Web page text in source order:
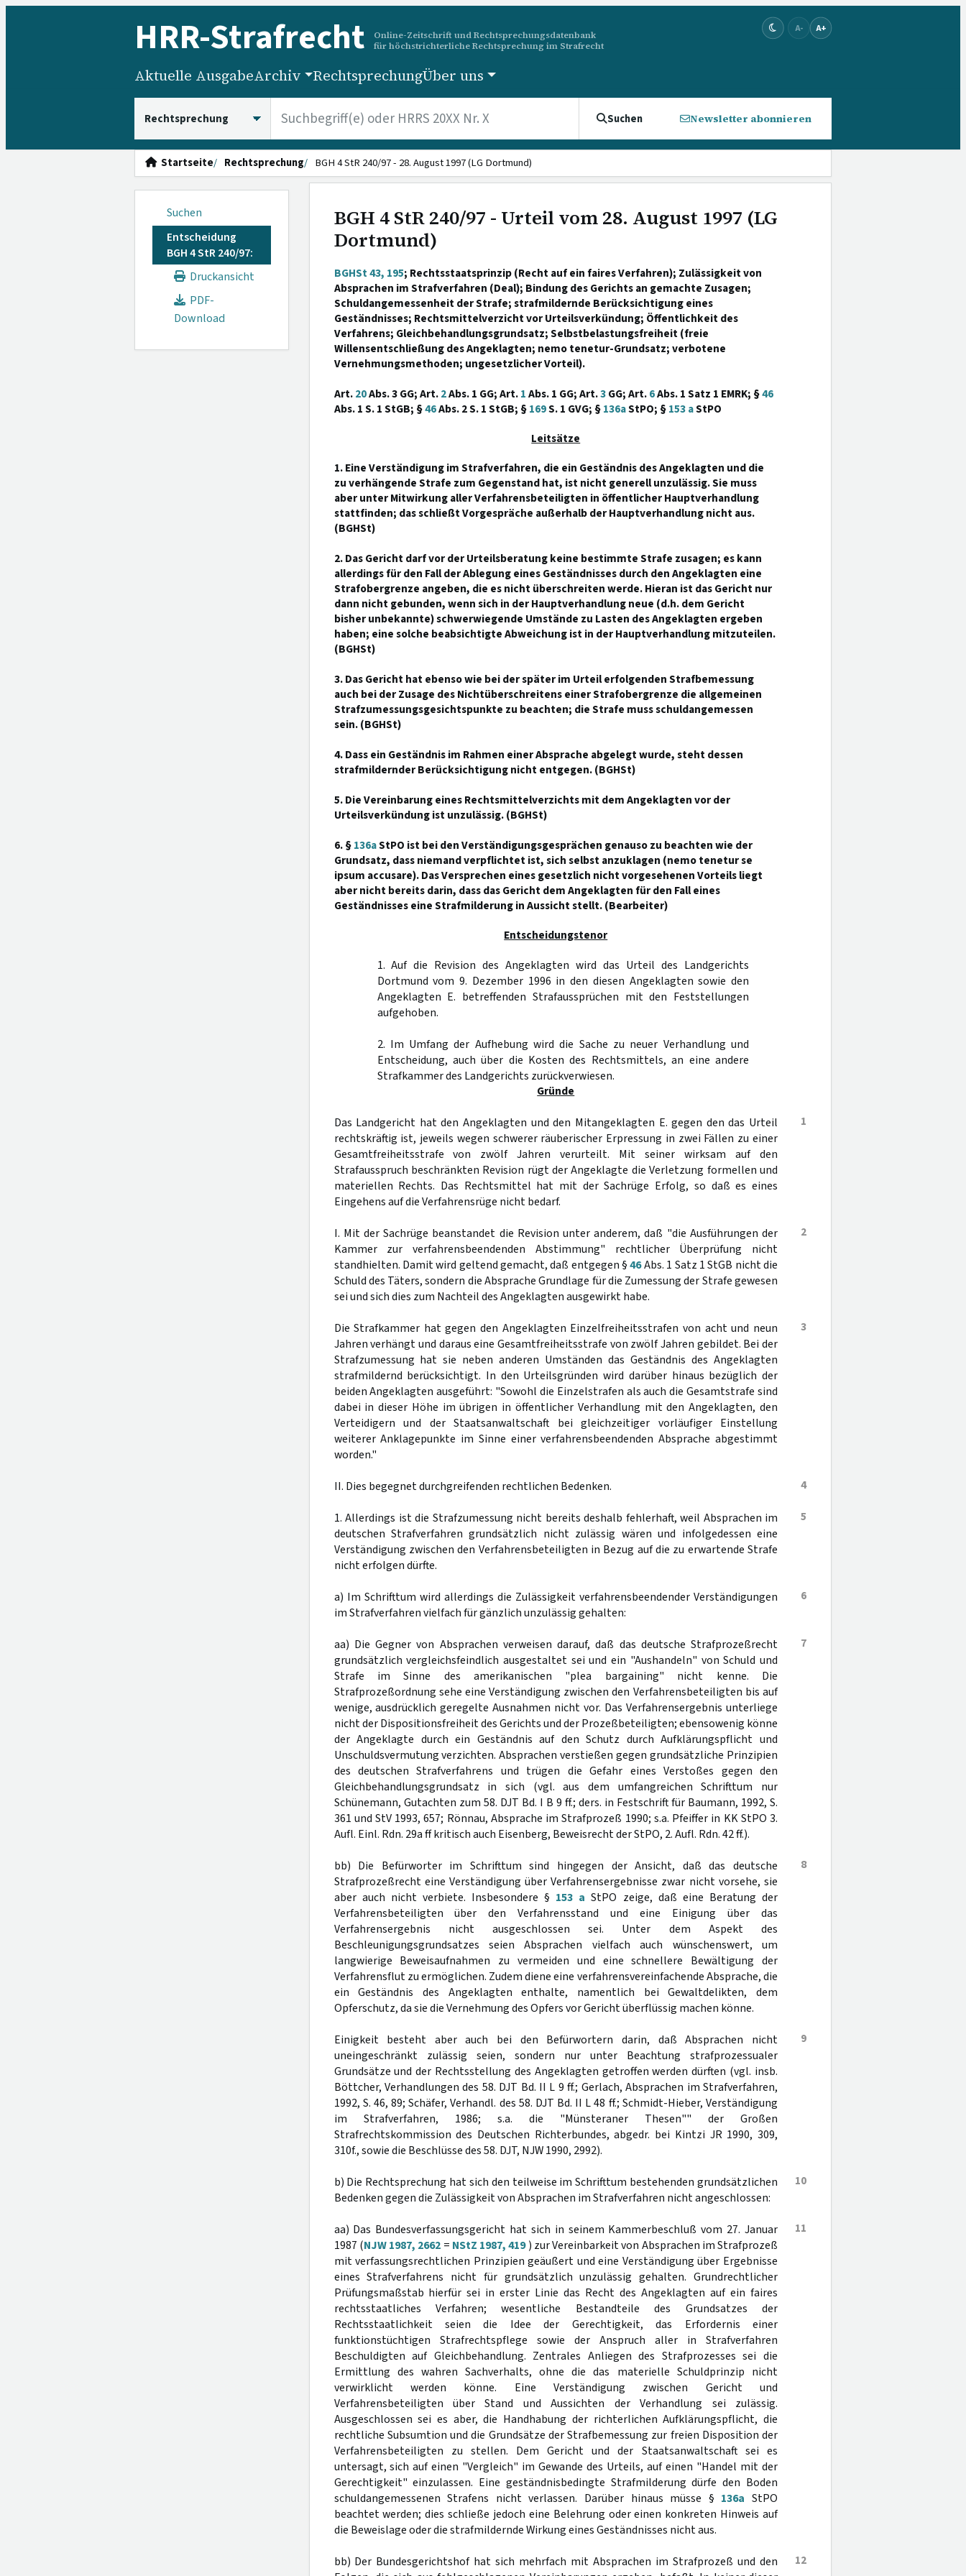
HRR-Strafrecht
Online-Zeitschrift und Rechtsprechungsdatenbank
für höchstrichterliche Rechtsprechung im Strafrecht
A- A+
Aktuelle AusgabeArchiv RechtsprechungÜber uns
Suchen Newsletter abonnieren
Startseite Rechtsprechung BGH 4 StR 240/97 - 28. August 1997 (LG Dortmund)
Suchen
Entscheidung
BGH 4 StR 240/97:
Druckansicht
PDF-
Download
BGH 4 StR 240/97 - Urteil vom 28. August 1997 (LG
Dortmund)
BGHSt 43, 195; Rechtsstaatsprinzip (Recht auf ein faires Verfahren); Zulässigkeit von
Absprachen im Strafverfahren (Deal); Bindung des Gerichts an gemachte Zusagen;
Schuldangemessenheit der Strafe; strafmildernde Berücksichtigung eines
Geständnisses; Rechtsmittelverzicht vor Urteilsverkündung; Öffentlichkeit des
Verfahrens; Gleichbehandlungsgrundsatz; Selbstbelastungsfreiheit (freie
Willensentschließung des Angeklagten; nemo tenetur-Grundsatz; verbotene
Vernehmungsmethoden; ungesetzlicher Vorteil).
Art.20Abs. 3 GG; Art.2Abs. 1 GG; Art.1Abs. 1 GG; Art.3GG; Art.6Abs. 1 Satz 1 EMRK; §46
Abs. 1 S. 1 StGB; §46Abs. 2 S. 1 StGB; §169S. 1 GVG; §136aStPO; §153 aStPO
Leitsätze
1. Eine Verständigung im Strafverfahren, die ein Geständnis des Angeklagten und die
zu verhängende Strafe zum Gegenstand hat, ist nicht generell unzulässig. Sie muss
aber unter Mitwirkung aller Verfahrensbeteiligten in öffentlicher Hauptverhandlung
stattfinden; das schließt Vorgespräche außerhalb der Hauptverhandlung nicht aus.
(BGHSt)
2. Das Gericht darf vor der Urteilsberatung keine bestimmte Strafe zusagen; es kann
allerdings für den Fall der Ablegung eines Geständnisses durch den Angeklagten eine
Strafobergrenze angeben, die es nicht überschreiten werde. Hieran ist das Gericht nur
dann nicht gebunden, wenn sich in der Hauptverhandlung neue (d.h. dem Gericht
bisher unbekannte) schwerwiegende Umstände zu Lasten des Angeklagten ergeben
haben; eine solche beabsichtigte Abweichung ist in der Hauptverhandlung mitzuteilen.
(BGHSt)
3. Das Gericht hat ebenso wie bei der später im Urteil erfolgenden Strafbemessung
auch bei der Zusage des Nichtüberschreitens einer Strafobergrenze die allgemeinen
Strafzumessungsgesichtspunkte zu beachten; die Strafe muss schuldangemessen
sein. (BGHSt)
4. Dass ein Geständnis im Rahmen einer Absprache abgelegt wurde, steht dessen
strafmildernder Berücksichtigung nicht entgegen. (BGHSt)
5. Die Vereinbarung eines Rechtsmittelverzichts mit dem Angeklagten vor der
Urteilsverkündung ist unzulässig. (BGHSt)
6. §136aStPO ist bei den Verständigungsgesprächen genauso zu beachten wie der
Grundsatz, dass niemand verpflichtet ist, sich selbst anzuklagen (nemo tenetur se
ipsum accusare). Das Versprechen eines gesetzlich nicht vorgesehenen Vorteils liegt
aber nicht bereits darin, dass das Gericht dem Angeklagten für den Fall eines
Geständnisses eine Strafmilderung in Aussicht stellt. (Bearbeiter)
Entscheidungstenor
1. Auf die Revision des Angeklagten wird das Urteil des Landgerichts
Dortmund vom 9. Dezember 1996 in den diesen Angeklagten sowie den
Angeklagten E. betreffenden Strafaussprüchen mit den Feststellungen
aufgehoben.
2. Im Umfang der Aufhebung wird die Sache zu neuer Verhandlung und
Entscheidung, auch über die Kosten des Rechtsmittels, an eine andere
Strafkammer des Landgerichts zurückverwiesen.
Gründe
1
Das Landgericht hat den Angeklagten und den Mitangeklagten E. gegen den das Urteil
rechtskräftig ist, jeweils wegen schwerer räuberischer Erpressung in zwei Fällen zu einer
Gesamtfreiheitsstrafe von zwölf Jahren verurteilt. Mit seiner wirksam auf den
Strafausspruch beschränkten Revision rügt der Angeklagte die Verletzung formellen und
materiellen Rechts. Das Rechtsmittel hat mit der Sachrüge Erfolg, so daß es eines
Eingehens auf die Verfahrensrüge nicht bedarf.
2
I. Mit der Sachrüge beanstandet die Revision unter anderem, daß "die Ausführungen der
Kammer zur verfahrensbeendenden Abstimmung" rechtlicher Überprüfung nicht
standhielten. Damit wird geltend gemacht, daß entgegen §46Abs. 1 Satz 1 StGB nicht die
Schuld des Täters, sondern die Absprache Grundlage für die Zumessung der Strafe gewesen
sei und sich dies zum Nachteil des Angeklagten ausgewirkt habe.
3
Die Strafkammer hat gegen den Angeklagten Einzelfreiheitsstrafen von acht und neun
Jahren verhängt und daraus eine Gesamtfreiheitsstrafe von zwölf Jahren gebildet. Bei der
Strafzumessung hat sie neben anderen Umständen das Geständnis des Angeklagten
strafmildernd berücksichtigt. In den Urteilsgründen wird darüber hinaus bezüglich der
beiden Angeklagten ausgeführt: "Sowohl die Einzelstrafen als auch die Gesamtstrafe sind
dabei in dieser Höhe im übrigen in öffentlicher Verhandlung mit den Angeklagten, den
Verteidigern und der Staatsanwaltschaft bei gleichzeitiger vorläufiger Einstellung
weiterer Anklagepunkte im Sinne einer verfahrensbeendenden Absprache abgestimmt
worden."
4
II. Dies begegnet durchgreifenden rechtlichen Bedenken.
5
1. Allerdings ist die Strafzumessung nicht bereits deshalb fehlerhaft, weil Absprachen im
deutschen Strafverfahren grundsätzlich nicht zulässig wären und infolgedessen eine
Verständigung zwischen den Verfahrensbeteiligten in Bezug auf die zu erwartende Strafe
nicht erfolgen dürfte.
6
a) Im Schrifttum wird allerdings die Zulässigkeit verfahrensbeendender Verständigungen
im Strafverfahren vielfach für gänzlich unzulässig gehalten:
7
aa) Die Gegner von Absprachen verweisen darauf, daß das deutsche Strafprozeßrecht
grundsätzlich vergleichsfeindlich ausgestaltet sei und ein "Aushandeln" von Schuld und
Strafe im Sinne des amerikanischen "plea bargaining" nicht kenne. Die
Strafprozeßordnung sehe eine Verständigung zwischen den Verfahrensbeteiligten bis auf
wenige, ausdrücklich geregelte Ausnahmen nicht vor. Das Verfahrensergebnis unterliege
nicht der Dispositionsfreiheit des Gerichts und der Prozeßbeteiligten; ebensowenig könne
der Angeklagte durch ein Geständnis auf den Schutz durch Aufklärungspflicht und
Unschuldsvermutung verzichten. Absprachen verstießen gegen grundsätzliche Prinzipien
des deutschen Strafverfahrens und trügen die Gefahr eines Verstoßes gegen den
Gleichbehandlungsgrundsatz in sich (vgl. aus dem umfangreichen Schrifttum nur
Schünemann, Gutachten zum 58. DJT Bd. I B 9 ff.; ders. in Festschrift für Baumann, 1992, S.
361 und StV 1993, 657; Rönnau, Absprache im Strafprozeß 1990; s.a. Pfeiffer in KK StPO 3.
Aufl. Einl. Rdn. 29a ff kritisch auch Eisenberg, Beweisrecht der StPO, 2. Aufl. Rdn. 42 ff.).
8
bb) Die Befürworter im Schrifttum sind hingegen der Ansicht, daß das deutsche
Strafprozeßrecht eine Verständigung über Verfahrensergebnisse zwar nicht vorsehe, sie
aber auch nicht verbiete. Insbesondere § 153 a StPO zeige, daß eine Beratung der
Verfahrensbeteiligten über den Verfahrensstand und eine Einigung über das
Verfahrensergebnis nicht ausgeschlossen sei. Unter dem Aspekt des
Beschleunigungsgrundsatzes seien Absprachen vielfach auch wünschenswert, um
langwierige Beweisaufnahmen zu vermeiden und eine schnellere Bewältigung der
Verfahrensflut zu ermöglichen. Zudem diene eine verfahrensvereinfachende Absprache, die
ein Geständnis des Angeklagten enthalte, namentlich bei Gewaltdelikten, dem
Opferschutz, da sie die Vernehmung des Opfers vor Gericht überflüssig machen könne.
9
Einigkeit besteht aber auch bei den Befürwortern darin, daß Absprachen nicht
uneingeschränkt zulässig seien, sondern nur unter Beachtung strafprozessualer
Grundsätze und der Rechtsstellung des Angeklagten getroffen werden dürften (vgl. insb.
Böttcher, Verhandlungen des 58. DJT Bd. II L 9 ff.; Gerlach, Absprachen im Strafverfahren,
1992, S. 46, 89; Schäfer, Verhandl. des 58. DJT Bd. II L 48 ff.; Schmidt-Hieber, Verständigung
im Strafverfahren, 1986; s.a. die "Münsteraner Thesen"" der Großen
Strafrechtskommission des Deutschen Richterbundes, abgedr. bei Kintzi JR 1990, 309,
310f., sowie die Beschlüsse des 58. DJT, NJW 1990, 2992).
10
b) Die Rechtsprechung hat sich den teilweise im Schrifttum bestehenden grundsätzlichen
Bedenken gegen die Zulässigkeit von Absprachen im Strafverfahren nicht angeschlossen:
11
aa) Das Bundesverfassungsgericht hat sich in seinem Kammerbeschluß vom 27. Januar
1987 (NJW 1987, 2662 = NStZ 1987, 419) zur Vereinbarkeit von Absprachen im Strafprozeß
mit verfassungsrechtlichen Prinzipien geäußert und eine Verständigung über Ergebnisse
eines Strafverfahrens nicht für grundsätzlich unzulässig gehalten. Grundrechtlicher
Prüfungsmaßstab hierfür sei in erster Linie das Recht des Angeklagten auf ein faires
rechtsstaatliches Verfahren; wesentliche Bestandteile des Grundsatzes der
Rechtsstaatlichkeit seien die Idee der Gerechtigkeit, das Erfordernis einer
funktionstüchtigen Strafrechtspflege sowie der Anspruch aller in Strafverfahren
Beschuldigten auf Gleichbehandlung. Zentrales Anliegen des Strafprozesses sei die
Ermittlung des wahren Sachverhalts, ohne die das materielle Schuldprinzip nicht
verwirklicht werden könne. Eine Verständigung zwischen Gericht und
Verfahrensbeteiligten über Stand und Aussichten der Verhandlung sei zulässig.
Ausgeschlossen sei es aber, die Handhabung der richterlichen Aufklärungspflicht, die
rechtliche Subsumtion und die Grundsätze der Strafbemessung zur freien Disposition der
Verfahrensbeteiligten zu stellen. Dem Gericht und der Staatsanwaltschaft sei es
untersagt, sich auf einen "Vergleich" im Gewande des Urteils, auf einen "Handel mit der
Gerechtigkeit" einzulassen. Eine geständnisbedingte Strafmilderung dürfe den Boden
schuldangemessenen Strafens nicht verlassen. Darüber hinaus müsse § 136a StPO
beachtet werden; dies schließe jedoch eine Belehrung oder einen konkreten Hinweis auf
die Beweislage oder die strafmildernde Wirkung eines Geständnisses nicht aus.
12
bb) Der Bundesgerichtshof hat sich mehrfach mit Absprachen im Strafprozeß und den